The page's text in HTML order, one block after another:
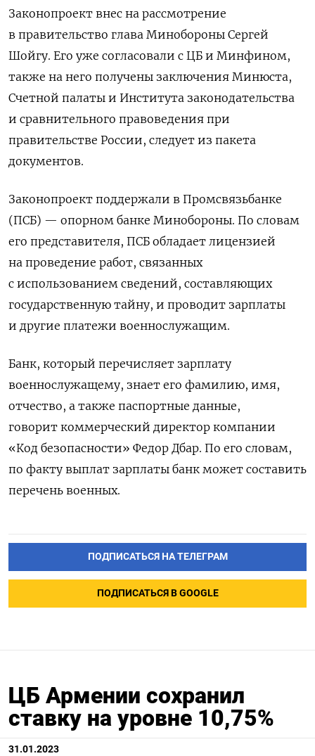
Законопроект внес на рассмотрение
в правительство глава Минобороны Сергей
Шойгу. Его уже согласовали с ЦБ и Минфином,
также на него получены заключения Минюста,
Счетной палаты и Института законодательства
и сравнительного правоведения при
правительстве России, следует из пакета
документов.
Законопроект поддержали в Промсвязьбанке
(ПСБ) — опорном банке Минобороны. По словам
его представителя, ПСБ обладает лицензией
на проведение работ, связанных
с использованием сведений, составляющих
государственную тайну, и проводит зарплаты
и другие платежи военнослужащим.
Банк, который перечисляет зарплату
военнослужащему, знает его фамилию, имя,
отчество, а также паспортные данные,
говорит коммерческий директор компании
«Код безопасности» Федор Дбар. По его словам,
по факту выплат зарплаты банк может составить
перечень военных.
ПОДПИСАТЬСЯ НА ТЕЛЕГРАМ
ПОДПИСАТЬСЯ В GOOGLE
ЦБ Армении сохранил
ставку на уровне 10,75%
31.01.2023